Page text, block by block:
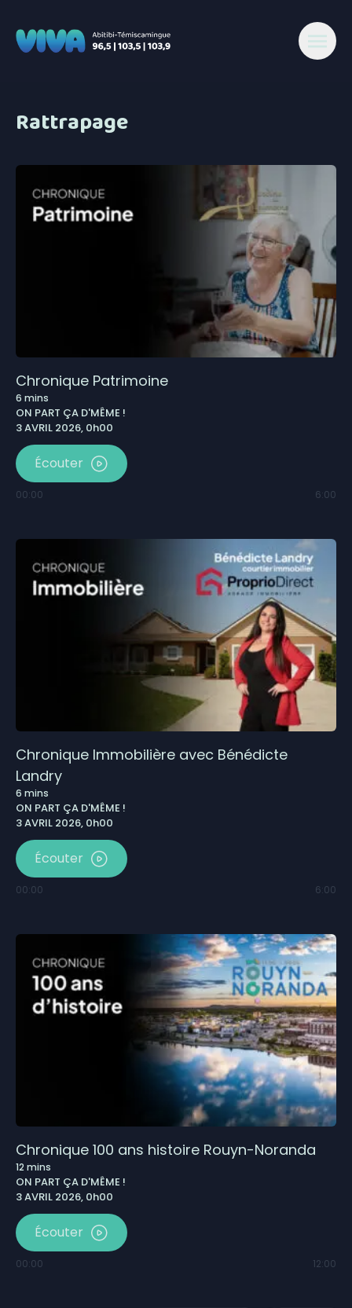
Rattrapage
Chronique Patrimoine
6 mins
ON PART ÇA D'MÊME !
3 AVRIL 2026, 0h00
Écouter
00:00 6:00
Chronique Immobilière avec Bénédicte
Landry
6 mins
ON PART ÇA D'MÊME !
3 AVRIL 2026, 0h00
Écouter
00:00 6:00
Chronique 100 ans histoire Rouyn-Noranda
12 mins
ON PART ÇA D'MÊME !
3 AVRIL 2026, 0h00
Écouter
00:00 12:00